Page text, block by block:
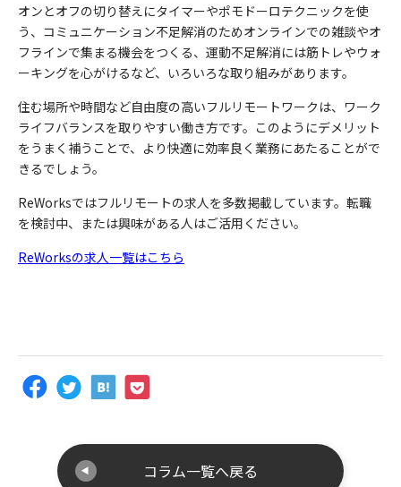
オンとオフの切り替えにタイマーやポモドーロテクニックを使
う、コミュニケーション不足解消のためオンラインでの雑談やオ
フラインで集まる機会をつくる、運動不足解消には筋トレやウォ
ーキングを心がけるなど、いろいろな取り組みがあります。
住む場所や時間など自由度の高いフルリモートワークは、ワーク
ライフバランスを取りやすい働き方です。このようにデメリット
をうまく補うことで、より快適に効率良く業務にあたることがで
きるでしょう。
ReWorksではフルリモートの求人を多数掲載しています。転職
を検討中、または興味がある人はご活用ください。
ReWorksの求人一覧はこちら
コラム一覧へ戻る